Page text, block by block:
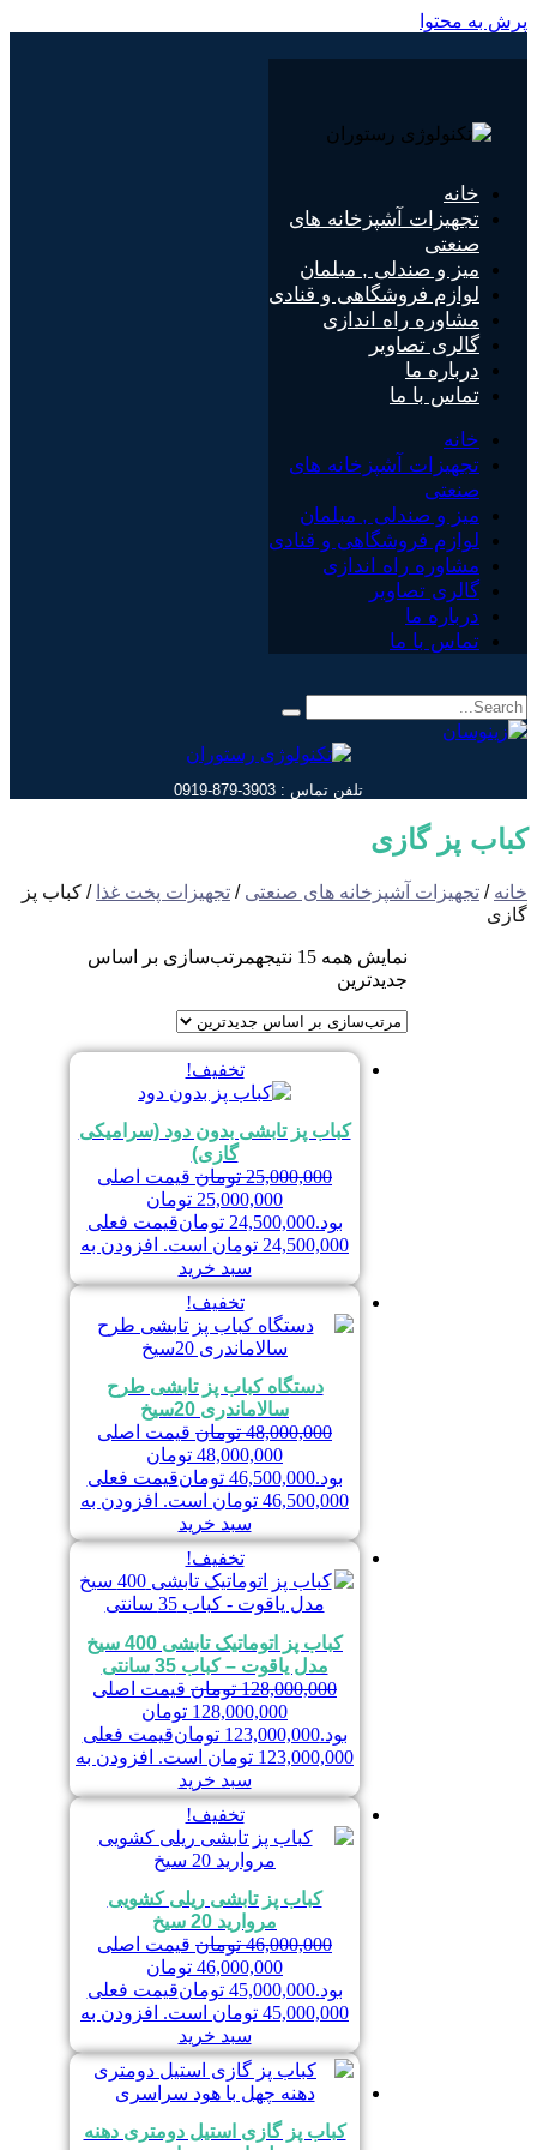
پرش به محتوا
خانه
تجهیزات آشپزخانه های
صنعتی
میز و صندلی , مبلمان
لوازم فروشگاهی و قنادی
مشاوره راه اندازی
گالری تصاویر
درباره ما
تماس با ما
خانه
تجهیزات آشپزخانه های
صنعتی
میز و صندلی , مبلمان
لوازم فروشگاهی و قنادی
مشاوره راه اندازی
گالری تصاویر
درباره ما
تماس با ما
تلفن تماس : 3903-879-0919
کباب پز گازی
خانه / تجهیزات آشپزخانه های صنعتی / تجهیزات پخت غذا / کباب پز
گازی
نمایش همه 15 نتیجه
مرتب‌سازی بر اساس
جدیدترین
تخفیف!
کباب پز تابشی بدون دود (سرامیکی
گازی)
25,000,000 تومان قیمت اصلی
25,000,000 تومان
بود.24,500,000 تومانقیمت فعلی
24,500,000 تومان است.
افزودن به
سبد خرید
تخفیف!
دستگاه کباب پز تابشی طرح
سالاماندری 20سیخ
48,000,000 تومان قیمت اصلی
48,000,000 تومان
بود.46,500,000 تومانقیمت فعلی
46,500,000 تومان است.
افزودن به
سبد خرید
تخفیف!
کباب پز اتوماتیک تابشی 400 سیخ
مدل یاقوت – کباب 35 سانتی
128,000,000 تومان قیمت اصلی
128,000,000 تومان
بود.123,000,000 تومانقیمت فعلی
123,000,000 تومان است.
افزودن به
سبد خرید
تخفیف!
کباب پز تابشی ریلی کشویی
مروارید 20 سیخ
46,000,000 تومان قیمت اصلی
46,000,000 تومان
بود.45,000,000 تومانقیمت فعلی
45,000,000 تومان است.
افزودن به
سبد خرید
کباب پز گازی استیل دومتری دهنه